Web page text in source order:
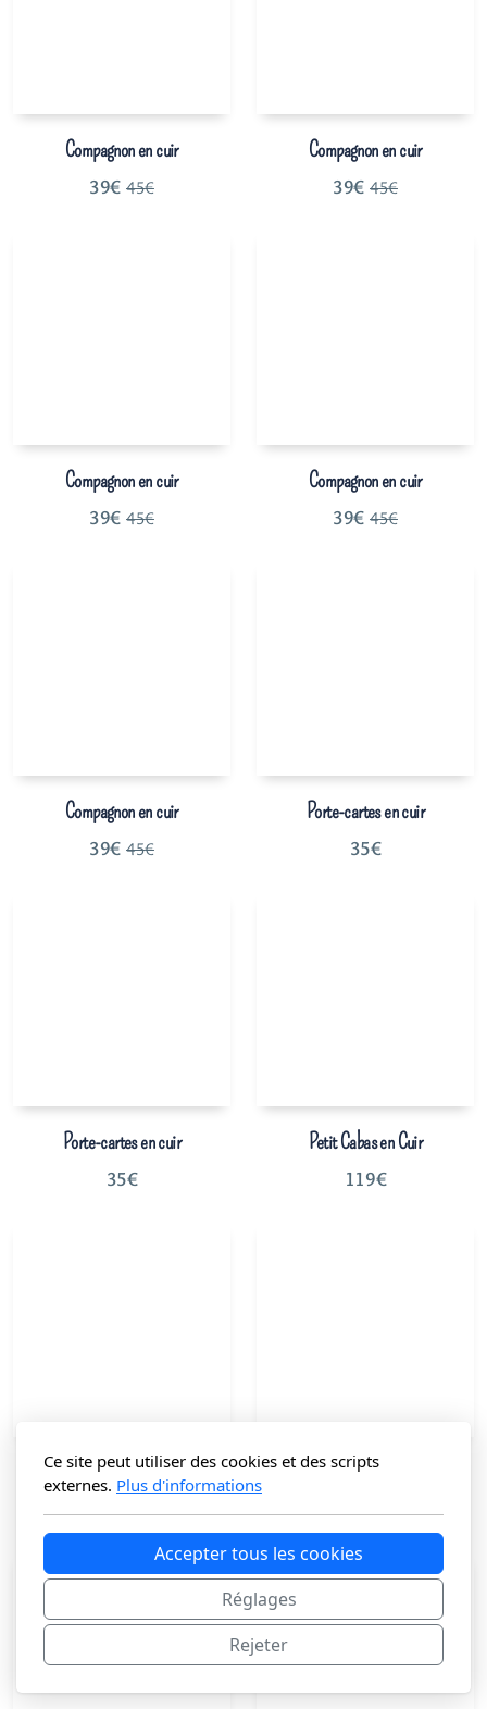
Compagnon en cuir
39€ 45€
Compagnon en cuir
39€ 45€
Compagnon en cuir
39€ 45€
Compagnon en cuir
39€ 45€
Compagnon en cuir
39€ 45€
Porte-cartes en cuir
35€
Porte-cartes en cuir
35€
Petit Cabas en Cuir
119€
Besace en cuir
99€
Cabas en Cuir KORBON
125€
Ce site peut utiliser des cookies et des scripts
externes. Plus d'informations
Accepter tous les cookies
Réglages
Rejeter